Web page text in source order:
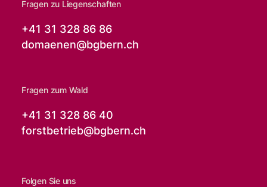
Fragen zu Liegenschaften
+41 31 328 86 86
domaenen@bgbern.ch
Fragen zum Wald
+41 31 328 86 40
forstbetrieb@bgbern.ch
Folgen Sie uns